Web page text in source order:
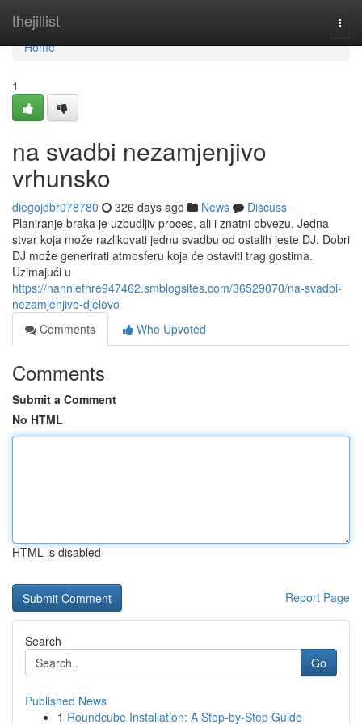
thejillist
Home
Home
1
na svadbi nezamjenjivo
vrhunsko
diegojdbr078780 326 days ago News
Discuss
Planiranje braka je uzbudljiv proces, ali i znatni obvezu. Jedna
stvar koja može razlikovati jednu svadbu od ostalih jeste DJ. Dobri
DJ može generirati atmosferu koja će ostaviti trag gostima.
Uzimajući u
https://nanniefhre947462.smblogsites.com/36529070/na-svadbi-
nezamjenjivo-djelovo
Comments
Who Upvoted
Comments
Submit a Comment
No HTML
HTML is disabled
Report Page
Search
Go
Published News
1 Roundcube Installation: A Step-by-Step Guide